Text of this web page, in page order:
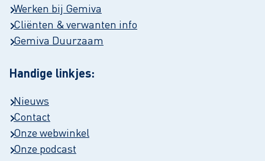
Werken bij Gemiva
Cliënten & verwanten info
Gemiva Duurzaam
Handige linkjes:
Nieuws
Contact
Onze webwinkel
Onze podcast